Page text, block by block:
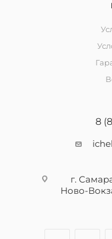
8
г.
Ново-